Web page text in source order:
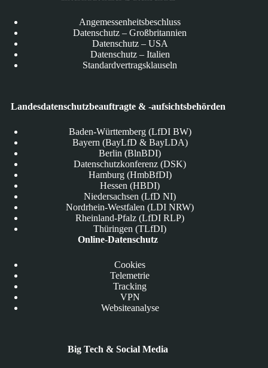
Angemessenheitsbeschluss
Datenschutz – Großbritannien
Datenschutz – USA
Datenschutz – Italien
Standardvertragsklauseln
Landesdatenschutzbeauftragte & -aufsichtsbehörden
Baden-Württemberg (LfDI BW)
Bayern (BayLfD & BayLDA)
Berlin (BlnBDI)
Datenschutzkonferenz (DSK)
Hamburg (HmbBfDI)
Hessen (HBDI)
Niedersachsen (LfD NI)
Nordrhein-Westfalen (LDI NRW)
Rheinland-Pfalz (LfDI RLP)
Thüringen (TLfDI)
Online-Datenschutz
Cookies
Telemetrie
Tracking
VPN
Websiteanalyse
Big Tech & Social Media